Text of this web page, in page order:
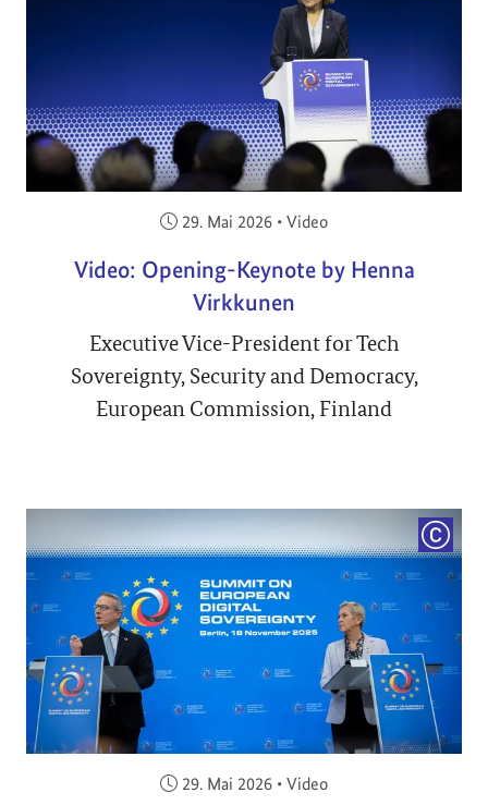
Veröffentlicht am:
29. Mai 2026 • Video
Video: Opening-Keynote by Henna
Virkkunen
Executive Vice-President for Tech
Sovereignty, Security and Democracy,
European Commission, Finland
Veröffentlicht am:
29. Mai 2026 • Video